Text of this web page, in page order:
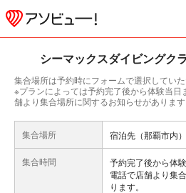
シーマックスダイビングク
集合場所は予約時にフォームで選択していた
※プランによっては予約完了後から体験当
舗より集合場所に関するお知らせがあります
集合場所 宿泊先（那覇市内
集合時間
予約完了後から体
電話で店舗より集
ります。